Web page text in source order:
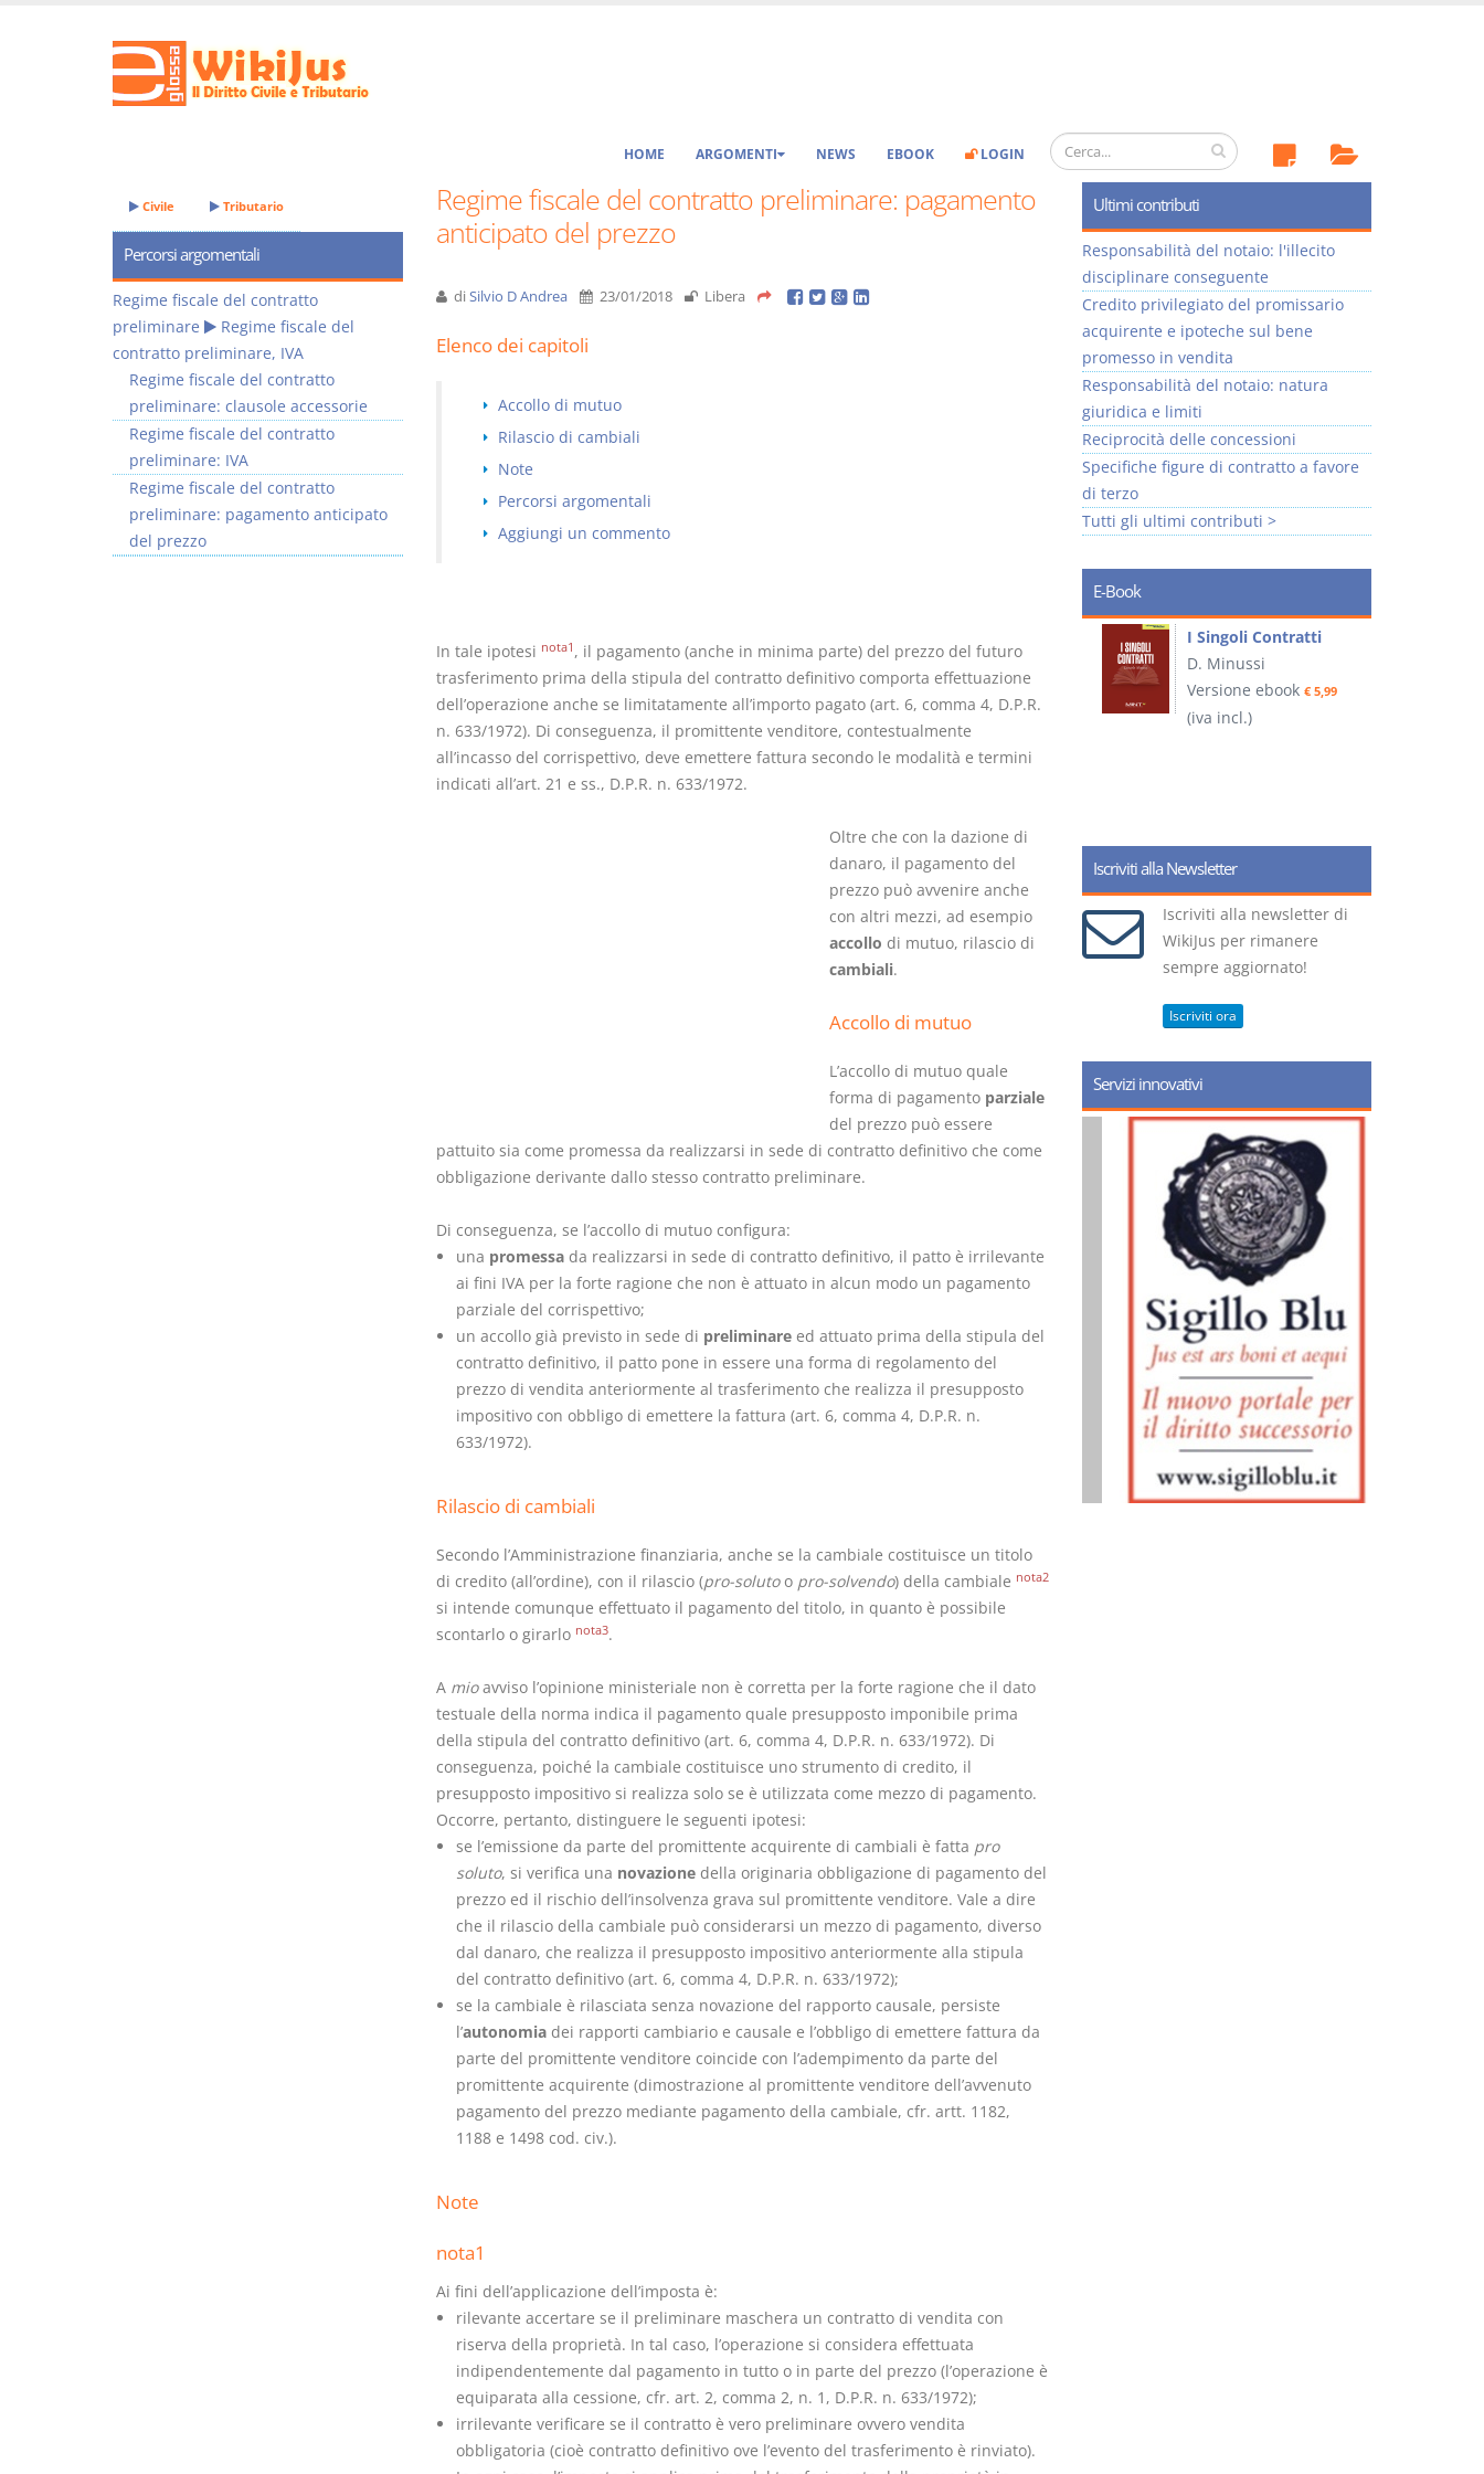
HOME ARGOMENTI NEWS EBOOK LOGIN
Regime fiscale del contratto preliminare: pagamento
anticipato del prezzo
diSilvio D Andrea 23/01/2018 Libera
Elenco dei capitoli
Accollo di mutuo
Rilascio di cambiali
Note
Percorsi argomentali
Aggiungi un commento
In tale ipotesi nota1 , il pagamento (anche in minima parte) del prezzo del futuro
trasferimento prima della stipula del contratto definitivo comporta effettuazione
dell’operazione anche se limitatamente all’importo pagato (art. 6, comma 4, D.P.R.
n. 633/1972). Di conseguenza, il promittente venditore, contestualmente
all’incasso del corrispettivo, deve emettere fattura secondo le modalità e termini
indicati all’art. 21 e ss., D.P.R. n. 633/1972.
Oltre che con la dazione di
danaro, il pagamento del
prezzo può avvenire anche
con altri mezzi, ad esempio
accollo di mutuo, rilascio di
cambiali.
Accollo di mutuo
L’accollo di mutuo quale
forma di pagamento parziale
del prezzo può essere
pattuito sia come promessa da realizzarsi in sede di contratto definitivo che come
obbligazione derivante dallo stesso contratto preliminare.
Di conseguenza, se l’accollo di mutuo configura:
una promessada realizzarsi in sede di contratto definitivo, il patto è irrilevante
ai fini IVA per la forte ragione che non è attuato in alcun modo un pagamento
parziale del corrispettivo;
un accollo già previsto in sede di preliminareed attuato prima della stipula del
contratto definitivo, il patto pone in essere una forma di regolamento del
prezzo di vendita anteriormente al trasferimento che realizza il presupposto
impositivo con obbligo di emettere la fattura (art. 6, comma 4, D.P.R. n.
633/1972).
Rilascio di cambiali
Secondo l’Amministrazione finanziaria, anche se la cambiale costituisce un titolo
di credito (all’ordine), con il rilascio (pro-solutoo pro-solvendo) della cambiale nota2
si intende comunque effettuato il pagamento del titolo, in quanto è possibile
scontarlo o girarlo nota3.
A mioavviso l’opinione ministeriale non è corretta per la forte ragione che il dato
testuale della norma indica il pagamento quale presupposto imponibile prima
della stipula del contratto definitivo (art. 6, comma 4, D.P.R. n. 633/1972). Di
conseguenza, poiché la cambiale costituisce uno strumento di credito, il
presupposto impositivo si realizza solo se è utilizzata come mezzo di pagamento.
Occorre, pertanto, distinguere le seguenti ipotesi:
se l’emissione da parte del promittente acquirente di cambiali è fatta pro
soluto, si verifica una novazionedella originaria obbligazione di pagamento del
prezzo ed il rischio dell’insolvenza grava sul promittente venditore. Vale a dire
che il rilascio della cambiale può considerarsi un mezzo di pagamento, diverso
dal danaro, che realizza il presupposto impositivo anteriormente alla stipula
del contratto definitivo (art. 6, comma 4, D.P.R. n. 633/1972);
se la cambiale è rilasciata senza novazione del rapporto causale, persiste
l’autonomiadei rapporti cambiario e causale e l’obbligo di emettere fattura da
parte del promittente venditore coincide con l’adempimento da parte del
promittente acquirente (dimostrazione al promittente venditore dell’avvenuto
pagamento del prezzo mediante pagamento della cambiale, cfr. artt. 1182,
1188 e 1498 cod. civ.).
Note
nota1
Ai fini dell’applicazione dell’imposta è:
rilevante accertare se il preliminare maschera un contratto di vendita con
riserva della proprietà. In tal caso, l’operazione si considera effettuata
indipendentemente dal pagamento in tutto o in parte del prezzo (l’operazione è
equiparata alla cessione, cfr. art. 2, comma 2, n. 1, D.P.R. n. 633/1972);
irrilevante verificare se il contratto è vero preliminare ovvero vendita
obbligatoria (cioè contratto definitivo ove l’evento del trasferimento è rinviato).
Civile Tributario
Percorsi argomentali
Regime fiscale del contratto
preliminare
Regime fiscale del
contratto preliminare, IVA
Regime fiscale del contratto
preliminare: clausole accessorie
Regime fiscale del contratto
preliminare: IVA
Regime fiscale del contratto
preliminare: pagamento anticipato
del prezzo
Ultimi contributi
Responsabilità del notaio: l'illecito
disciplinare conseguente
Credito privilegiato del promissario
acquirente e ipoteche sul bene
promesso in vendita
Responsabilità del notaio: natura
giuridica e limiti
Reciprocità delle concessioni
Specifiche figure di contratto a favore
di terzo
Tutti gli ultimi contributi >
E-Book
decadenza
D. Minussi
Versione ebook
(iva incl.)
relazione giuridica
D. Minussi
Versione ebook
(iva incl.)
I Singoli Contratti
D. Minussi
Versione ebook € 5,99
(iva incl.)
Iscriviti alla Newsletter
Iscriviti alla newsletter di
WikiJus per rimanere
sempre aggiornato!
Iscriviti ora
Servizi innovativi